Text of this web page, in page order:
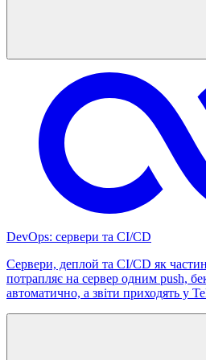
DevOps: сервери та CI/CD
Сервери, деплой та CI/CD як
потрапляє на сервер одним push,
автоматично, а звіти приходять у